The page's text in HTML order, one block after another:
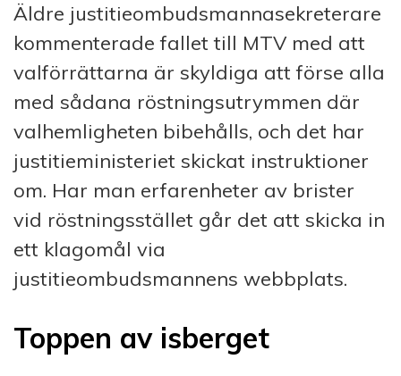
Äldre justitieombudsmannasekreterare
kommenterade fallet till MTV med att
valförrättarna är skyldiga att förse alla
med sådana röstningsutrymmen där
valhemligheten bibehålls, och det har
justitieministeriet skickat instruktioner
om. Har man erfarenheter av brister
vid röstningsstället går det att skicka in
ett klagomål via
justitieombudsmannens webbplats.
Toppen av isberget